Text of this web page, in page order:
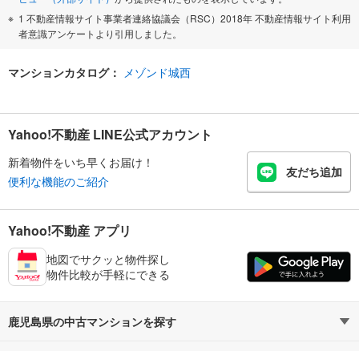
1 不動産情報サイト事業者連絡協議会（RSC）2018年 不動産情報サイト利用
者意識アンケートより引用しました。
マンションカタログ： メゾンド城西
Yahoo!不動産 LINE公式アカウント
新着物件をいち早くお届け！
便利な機能のご紹介
友だち追加
Yahoo!不動産 アプリ
地図でサクッと物件探し
物件比較が手軽にできる
鹿児島県の中古マンションを探す